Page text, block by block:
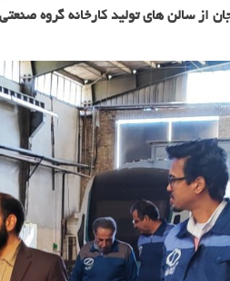
از سالن های تولید کارخانه گروه